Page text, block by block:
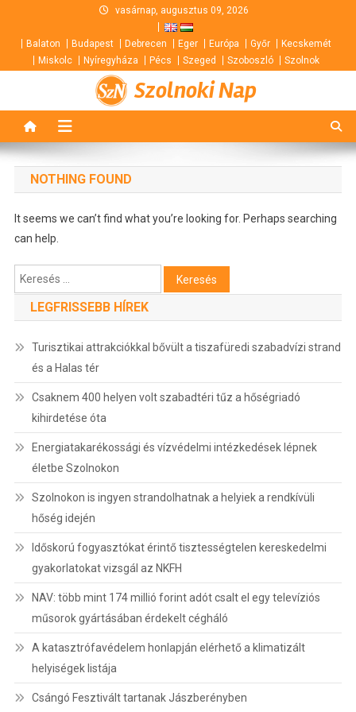
content
vasárnap, augusztus 09, 2026
Balaton Budapest Debrecen Eger Európa Győr
Kecskemét
Miskolc
Nyíregyháza Pécs Szeged Szoboszló Szolnok
Szolnoki Nap
NOTHING FOUND
It seems we can’t find what you’re looking for. Perhaps searching
can help.
Keresés:
LEGFRISSEBB HÍREK
Turisztikai attrakciókkal bővült a tiszafüredi szabadvízi strand
és a Halas tér
Csaknem 400 helyen volt szabadtéri tűz a hőségriadó
kihirdetése óta
Energiatakarékossági és vízvédelmi intézkedések lépnek
életbe Szolnokon
Szolnokon is ingyen strandolhatnak a helyiek a rendkívüli
hőség idején
Időskorú fogyasztókat érintő tisztességtelen kereskedelmi
gyakorlatokat vizsgál az NKFH
NAV: több mint 174 millió forint adót csalt el egy televíziós
műsorok gyártásában érdekelt cégháló
A katasztrófavédelem honlapján elérhető a klimatizált
helyiségek listája
Csángó Fesztivált tartanak Jászberényben